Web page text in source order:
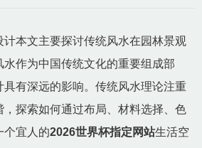
本文主要探讨传统风水在园林景观
作为中国传统文化的重要组成部
有深远的影响。传统风水理论注重
，探索如何通过布局、材料选择、色
个宜人的2026世界杯指定网站生活空